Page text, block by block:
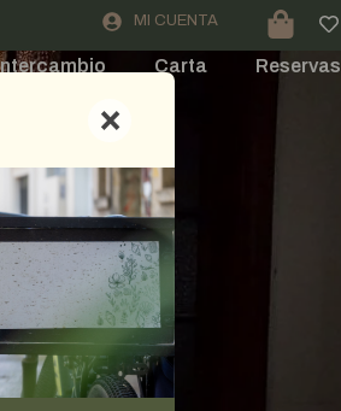
MI CUENTA
Carta
Reservas
×